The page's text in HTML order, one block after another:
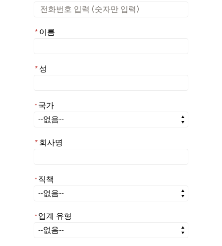
*이름
*성
* 국가
국가
*회사명
* 직책
직책
* 업계 유형
업계 유형